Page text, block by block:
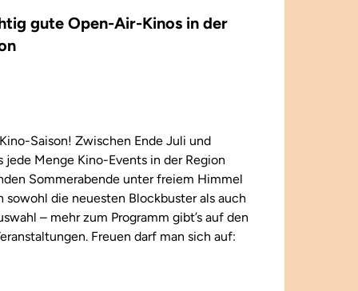
gute Open-Air-Kinos in der
Saison! Zwischen Ende Juli und
Menge Kino-Events in der Region
Sommerabende unter freiem Himmel
sowohl die neuesten Blockbuster als auch
– mehr zum Programm gibt’s auf den
Freuen darf man sich auf: